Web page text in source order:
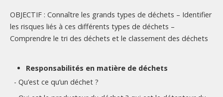
OBJECTIF : Connaître les grands types de déchets – Identifier
les risques liés à ces différents types de déchets –
Comprendre le tri des déchets et le classement des déchets
Responsabilités en matière de déchets
- Qu’est ce qu’un déchet ?